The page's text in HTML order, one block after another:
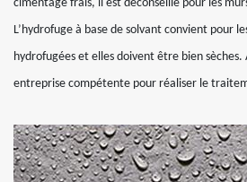
cimentage frais, il est déconseillé pour les
L’hydrofuge à base de solvant convient pour
hydrofugées et elles doivent être bien
entreprise compétente pour réaliser le